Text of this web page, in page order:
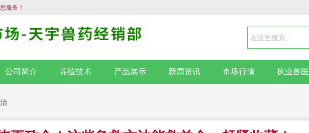
服务！
公司简介 养殖技术 产品展示 新闻资讯 市场行情 执业兽医